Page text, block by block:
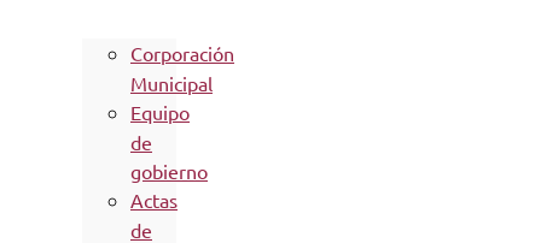
Corporación
Municipal
Equipo
de
gobierno
Actas
de